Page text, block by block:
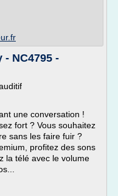
NC4795 -
une conversation !
fort ? Vous souhaitez
sans les faire fuir ?
profitez des sons
la télé avec le volume